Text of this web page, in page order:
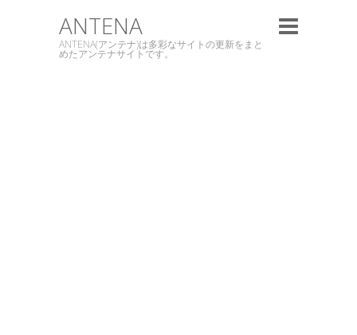
ANTENA
ANTENA(アンテナ)は多彩なサイトの更新をまと
めたアンテナサイトです。